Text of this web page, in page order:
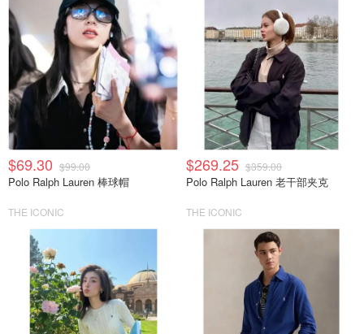
$69.30 $99.00
Polo Ralph Lauren 棒球帽
THE ICONIC
$269.25 $359.00
Polo Ralph Lauren 老干部夹克
THE ICONIC